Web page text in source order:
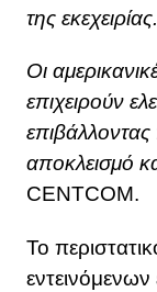
της εκεχειρίας.
Οι
επιχειρούν
αποκλεισμό
CENTCOM.
Το